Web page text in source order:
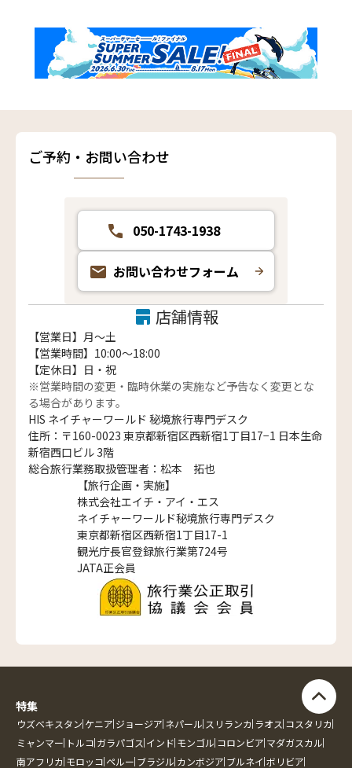
ご予約・お問い合わせ
050-1743-1938
お問い合わせフォーム
店舗情報
【営業日】月〜土
【営業時間】10:00～18:00
【定休日】日・祝
※営業時間の変更・臨時休業の実施など予告なく変更とな
る場合があります。
HIS ネイチャーワールド 秘境旅行専門デスク
住所：〒160-0023 東京都新宿区西新宿1丁目17−1 日本生命
新宿西口ビル 3階
総合旅行業務取扱管理者：松本 拓也
【旅行企画・実施】
株式会社エイチ・アイ・エス
ネイチャーワールド秘境旅行専門デスク
東京都新宿区西新宿1丁目17-1
観光庁長官登録旅行業第724号
JATA正会員
特集
ウズベキスタン ケニア ジョージア ネパール スリランカ ラオス コスタリカ
ミャンマー トルコ ガラパゴス インド モンゴル コロンビア マダガスカル
南アフリカ モロッコ ペルー ブラジル カンボジア ブルネイ ボリビア